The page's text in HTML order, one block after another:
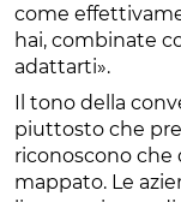
come
hai, combinate
adattarti».
Il tono della
piuttosto che
riconoscono che
mappato. Le